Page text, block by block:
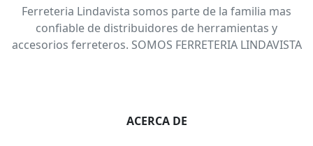
Ferreteria Lindavista somos parte de la familia mas
confiable de distribuidores de herramientas y
accesorios ferreteros. SOMOS FERRETERIA LINDAVISTA
ACERCA DE